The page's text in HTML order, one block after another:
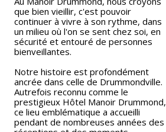
que bien vieillir, c'est pouvoir
continuer à vivre à son rythme, dans
un milieu où l'on se sent chez soi, en
sécurité et entouré de personnes
bienveillantes.
Notre histoire est profondément
ancrée dans celle de Drummondville.
Autrefois reconnu comme le
prestigieux Hôtel Manoir Drummond,
ce lieu emblématique a accueilli
pendant de nombreuses années des